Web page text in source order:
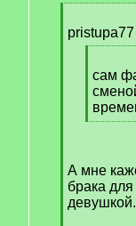
q
q
]
сам
[
]
А мне
брака
девушкой.